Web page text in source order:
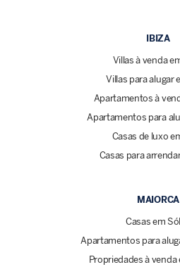
IBIZA
Villas à venda
Villas para alugar
Apartamentos à
Apartamentos para
Casas de luxo
Casas para
MAIORCA
Casas em
Apartamentos para
Propriedades à venda